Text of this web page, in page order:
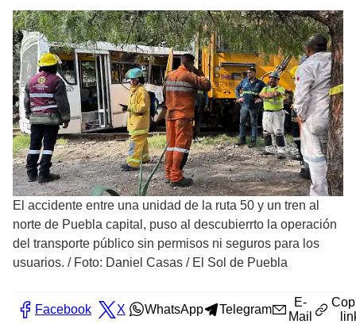
El accidente entre una unidad de la ruta 50 y un tren al
norte de Puebla capital, puso al descubierrto la operación
del transporte público sin permisos ni seguros para los
usuarios. / Foto: Daniel Casas / El Sol de Puebla
Facebook X WhatsApp Telegram
E-
Mail